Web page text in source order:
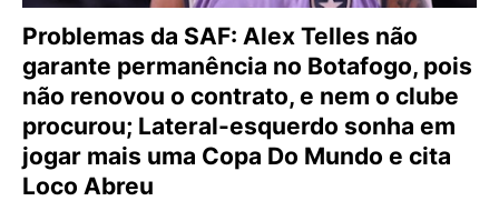
Problemas da SAF: Alex Telles não
garante permanência no Botafogo, pois
não renovou o contrato, e nem o clube
procurou; Lateral-esquerdo sonha em
jogar mais uma Copa Do Mundo e cita
Loco Abreu